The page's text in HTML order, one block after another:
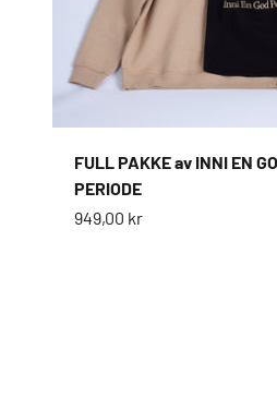
FULL PAKKE av INNI EN
PERIODE
Salgspris
949,00 kr